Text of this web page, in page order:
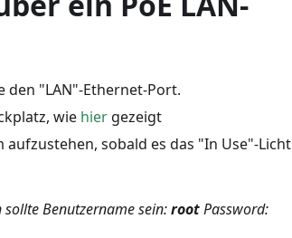
den "LAN"-Ethernet-Port.
wie hier gezeigt
sobald es das "In Use"-Licht
Benutzername sein:rootPassword: